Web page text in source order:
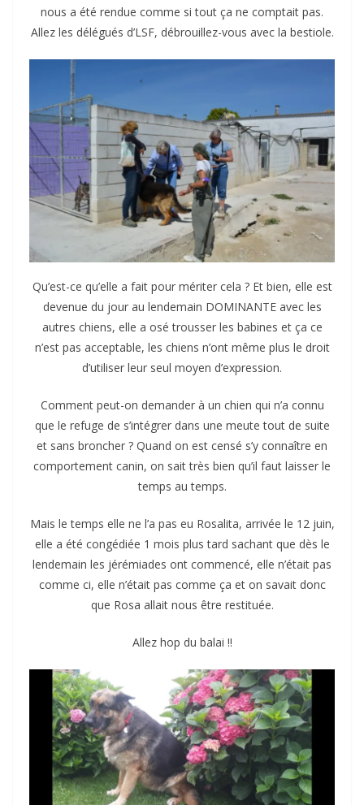
nous a été rendue comme si tout ça ne comptait pas.
Allez les délégués d’LSF, débrouillez-vous avec la bestiole.
Qu’est-ce qu’elle a fait pour mériter cela ? Et bien, elle est
devenue du jour au lendemain DOMINANTE avec les
autres chiens, elle a osé trousser les babines et ça ce
n’est pas acceptable, les chiens n’ont même plus le droit
d’utiliser leur seul moyen d’expression.
Comment peut-on demander à un chien qui n’a connu
que le refuge de s’intégrer dans une meute tout de suite
et sans broncher ? Quand on est censé s’y connaître en
comportement canin, on sait très bien qu’il faut laisser le
temps au temps.
Mais le temps elle ne l’a pas eu Rosalita, arrivée le 12 juin,
elle a été congédiée 1 mois plus tard sachant que dès le
lendemain les jérémiades ont commencé, elle n’était pas
comme ci, elle n’était pas comme ça et on savait donc
que Rosa allait nous être restituée.
Allez hop du balai !!